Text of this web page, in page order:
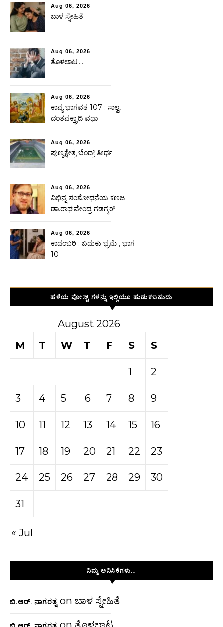
Aug 06, 2026
ಬಾಳ ಸ್ನೇಹಿತೆ
Aug 06, 2026
ತೊಳಲಾಟ…..
Aug 06, 2026
ಕಾವ್ಯ ಭಾಗವತ 107 : ಸಾಲ್ವ,
ದಂತವಕ್ತ್ರಾದಿ ವಧಾ
Aug 06, 2026
ಪುಣ್ಯಕ್ಷೇತ್ರ ಬೆಂದ್ರ್ ತೀರ್ಥ
Aug 06, 2026
ವಿಭಿನ್ನ ಸಂಶೋಧನೆಯ ಕಣಜ
ಡಾ.ರಾಘವೇಂದ್ರ ಗಡಗ್ಕರ್
Aug 06, 2026
ಕಾದಂಬರಿ : ಬದುಕು ಭ್ರಮೆ , ಭಾಗ
10
ಹಳೆಯ ಪೋಸ್ಟ್ ಗಳನ್ನು ಇಲ್ಲಿಯೂ ಹುಡುಕಬಹುದು
August 2026
M
T W T F S S
1 2
3 4 5 6 7 8 9
10 11 12 13 14 15 16
17 18 19 20 21 22 23
24 25 26 27 28 29 30
31
« Jul
ನಿಮ್ಮ ಅನಿಸಿಕೆಗಳು…
ಬಿ.ಆರ್. ನಾಗರತ್ನ on ಬಾಳ ಸ್ನೇಹಿತೆ
on ತೊಳಲಾಟ…..